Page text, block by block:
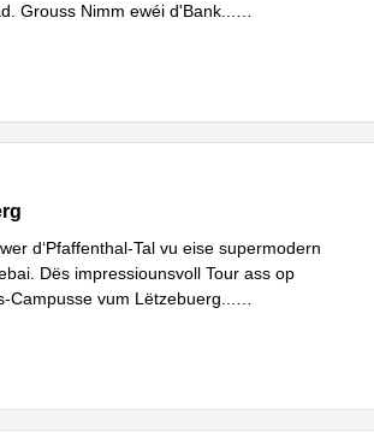
Grouss Nimm ewéi d'Bank
étage de l‘immeuble Oksigen, Kirchberg
d‘Pfaffenthal-Tal vu eise supermodern
Dës impressiounsvoll Tour ass op
Campusse vum Lëtzebuerg